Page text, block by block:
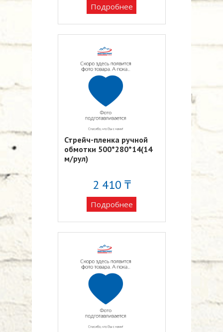
Подробнее
Стрейч-пленка ручной
обмотки 500*280*14(14
м/рул)
2 410 ₸
Подробнее